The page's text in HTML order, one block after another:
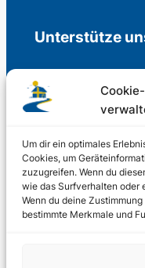
Um dir ein optimales
Cookies, um
zuzugreifen. Wenn du
wie das Surfverhalten oder
Wenn du deine
bestimmte Merkmale und
Unterstütze
Freiwillige
Support us
© 2002 –